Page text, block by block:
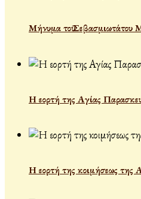
Μήνυμα τοῦ Σεβασμιωτάτου
Η εορτή της Αγίας
Η εορτή της κοιμήσεως της